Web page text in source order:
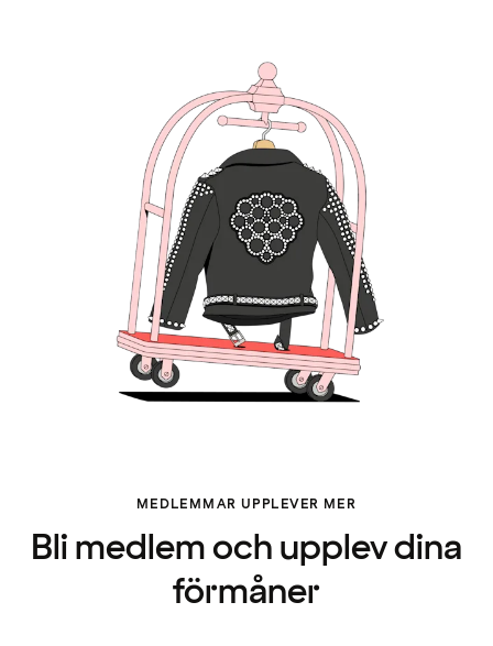
MEDLEMMAR UPPLEVER MER
Bli medlem och upplev dina
förmåner